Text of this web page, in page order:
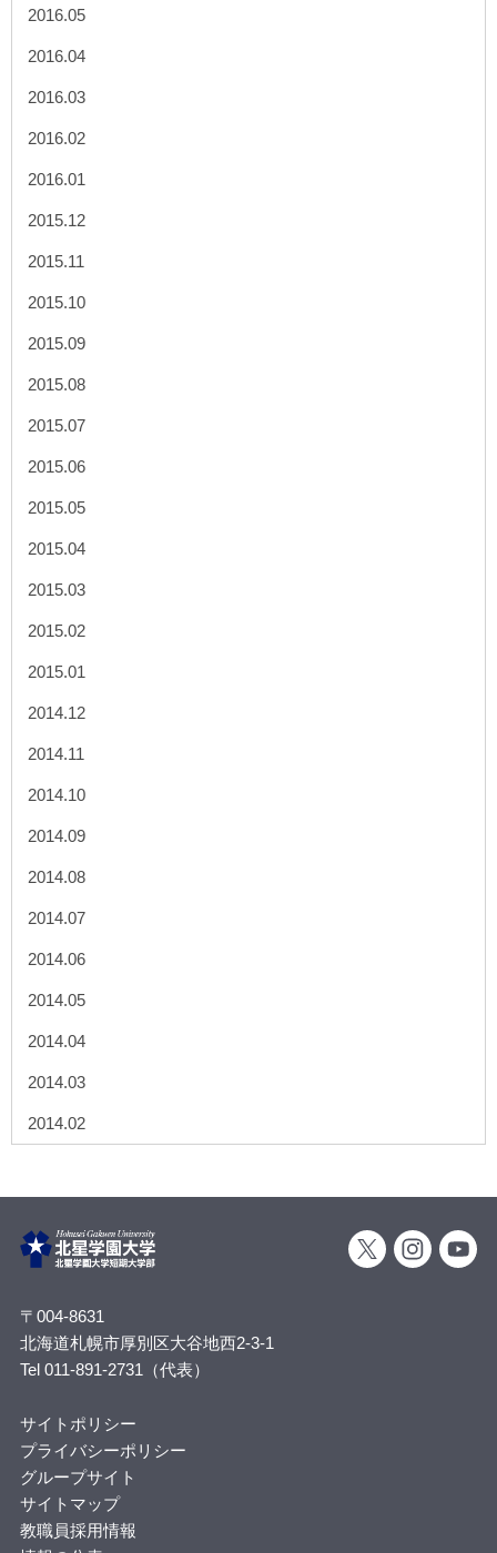
2016.05
2016.04
2016.03
2016.02
2016.01
2015.12
2015.11
2015.10
2015.09
2015.08
2015.07
2015.06
2015.05
2015.04
2015.03
2015.02
2015.01
2014.12
2014.11
2014.10
2014.09
2014.08
2014.07
2014.06
2014.05
2014.04
2014.03
2014.02
〒004-8631
北海道札幌市厚別区大谷地西2-3-1
Tel 011-891-2731（代表）
サイトポリシー
プライバシーポリシー
グループサイト
サイトマップ
教職員採用情報